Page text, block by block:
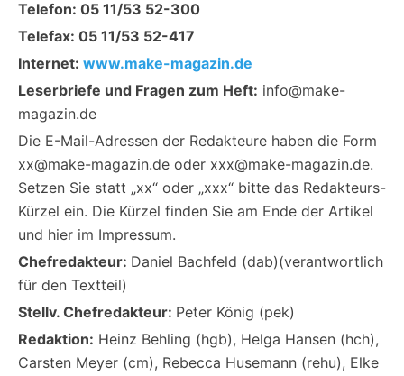
Telefon: 05 11/53 52-300
Telefax: 05 11/53 52-417
Internet: www.make-magazin.de
Leserbriefe und Fragen zum Heft: info@make-
magazin.de
Die E-Mail-Adressen der Redakteure haben die Form
xx@make-magazin.de oder xxx@make-magazin.de.
Setzen Sie statt „xx“ oder „xxx“ bitte das Redakteurs-
Kürzel ein. Die Kürzel finden Sie am Ende der Artikel
und hier im Impressum.
Chefredakteur: Daniel Bachfeld (dab)(verantwortlich
für den Textteil)
Stellv. Chefredakteur: Peter König (pek)
Redaktion: Heinz Behling (hgb), Helga Hansen (hch),
Carsten Meyer (cm), Rebecca Husemann (rehu), Elke